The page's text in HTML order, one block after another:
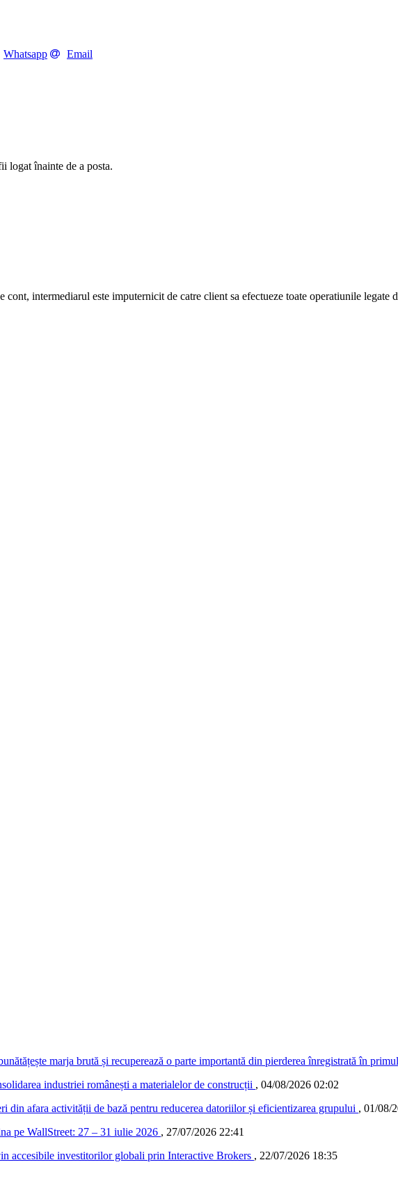
Whatsapp Email
logat înainte de a posta.
cont, intermediarul este imputernicit de catre client sa efectueze toate operatiunile
marja brută și recuperează o parte importantă din pierderea înregistrată în
industriei românești a materialelor de construcții , 04/08/2026 02:02
din afara activității de bază pentru reducerea datoriilor și eficientizarea grupului , 01/08/
pe WallStreet: 27 – 31 iulie 2026 , 27/07/2026 22:41
accesibile investitorilor globali prin Interactive Brokers , 22/07/2026 18:35